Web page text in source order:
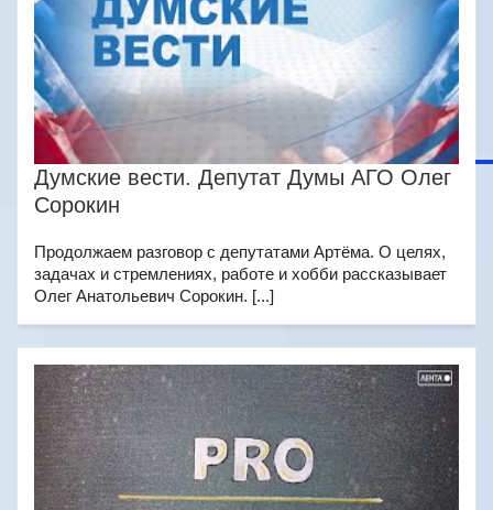
Думские вести. Депутат Думы АГО Олег
Сорокин
Продолжаем разговор с депутатами Артёма. О целях,
задачах и стремлениях, работе и хобби рассказывает
Олег Анатольевич Сорокин. [...]